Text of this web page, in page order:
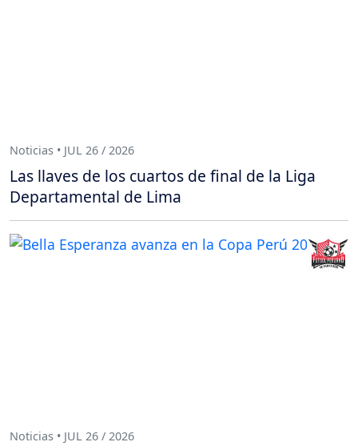
Noticias • JUL 26 / 2026
Las llaves de los cuartos de final de la Liga
Departamental de Lima
Noticias • JUL 26 / 2026